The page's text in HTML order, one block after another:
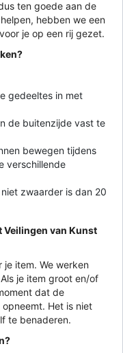
ten goede aan de
hebben we een
je op een rij gezet.
gedeeltes in met
de buitenzijde vast te
bewegen tijdens
verschillende
zwaarder is dan 20
Veilingen van Kunst
je item. We werken
je item groot en/of
dat de
Het is niet
te benaderen.